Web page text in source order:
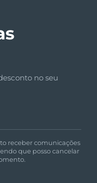
no seu
receber comunicações
que posso cancelar